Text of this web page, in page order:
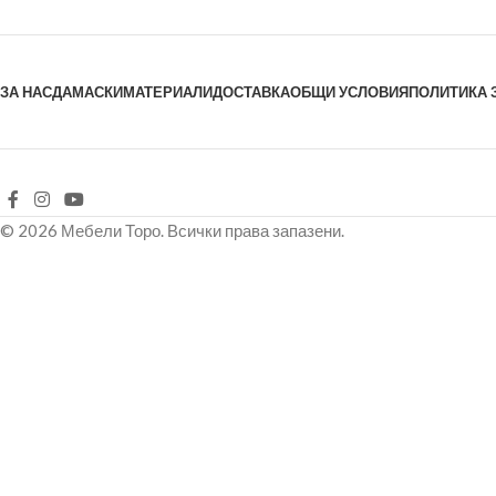
ЗА НАСДАМАСКИМАТЕРИАЛИДОСТАВКАОБЩИ УСЛОВИЯПОЛИТИКА
© 2026 Мебели Торо. Всички права запазени.